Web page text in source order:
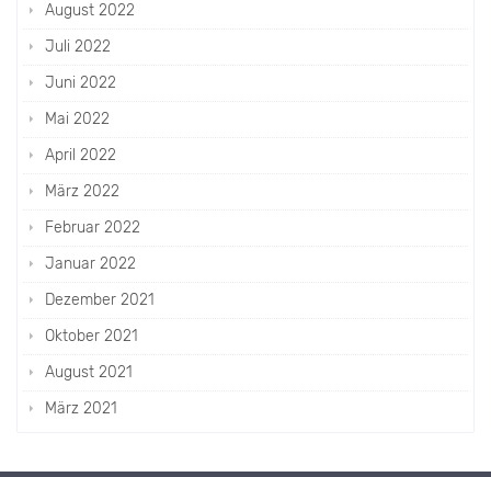
August 2022
Juli 2022
Juni 2022
Mai 2022
April 2022
März 2022
Februar 2022
Januar 2022
Dezember 2021
Oktober 2021
August 2021
März 2021